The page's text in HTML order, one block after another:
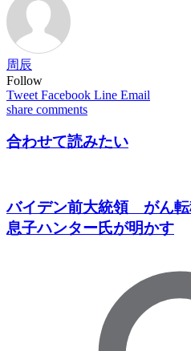
周辰
Follow
Tweet Facebook Line Email
share comments
合わせて読みたい
バイデン前大統領 がん
息子ハンター氏が明かす